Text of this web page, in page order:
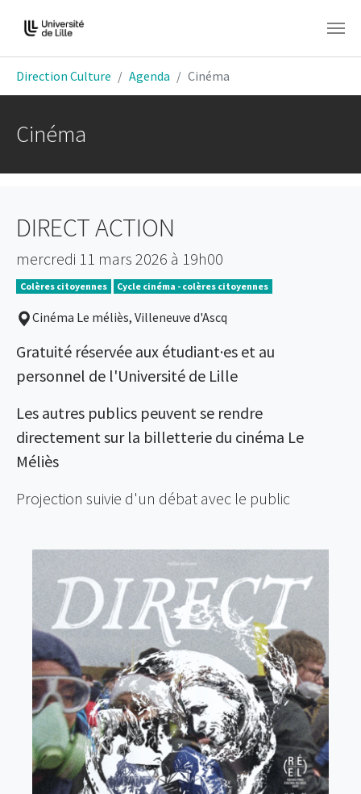
Direction Culture Agenda Cinéma
Cinéma
DIRECT ACTION
mercredi 11 mars 2026 à 19h00
Colères citoyennes Cycle cinéma - colères citoyennes
Cinéma Le méliès, Villeneuve d'Ascq
Gratuité réservée aux étudiant·es et au
personnel de l'Université de Lille
Les autres publics peuvent se rendre
directement sur la billetterie du cinéma Le
Méliès
Projection suivie d'un débat avec le public